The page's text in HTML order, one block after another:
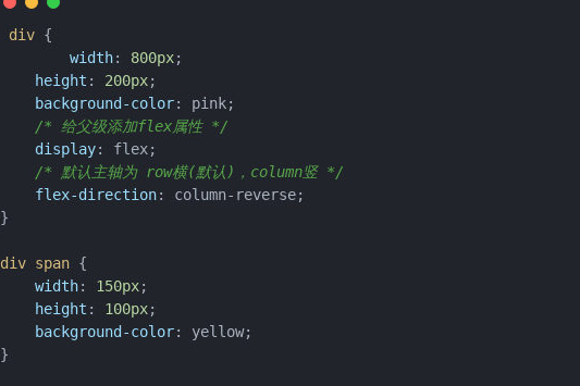
div {
width: 800px;
height : 200px;
background-color: pink;
/* 给父级添加flex属性 */
display: flex;
/* 默认主轴为 row横(默认)，column竖 */
flex-direction: column-reverse;
}
div span {
width: 150px;
height : 100px;
background-color: yellow;